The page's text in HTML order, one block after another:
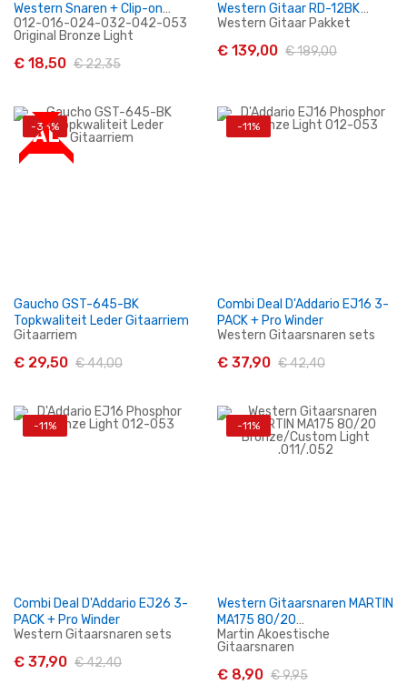
In Winkelwagen
Western Snaren + Clip-on
Tuner
012-016-024-032-042-053
Original Bronze Light
€ 18,50 € 22,35
In Winkelwagen
Western Gitaar RD-12BK
Dreadnought ***SALE***
Western Gitaar Pakket
€ 139,00 € 189,00
SALE
-33%
In Winkelwagen
Gaucho GST-645-BK
Topkwaliteit Leder Gitaarriem
Gitaarriem
€ 29,50 € 44,00
-11%
In Winkelwagen
Combi Deal D'Addario EJ16 3-
PACK + Pro Winder
Western Gitaarsnaren sets
€ 37,90 € 42,40
-11%
Combi Deal D'Addario EJ26 3-
PACK + Pro Winder
Western Gitaarsnaren sets
€ 37,90 € 42,40
-11%
Western Gitaarsnaren MARTIN
MA175 80/20
Bronze/Custom Light
.011/.052
Martin Akoestische
Gitaarsnaren
€ 8,90 € 9,95